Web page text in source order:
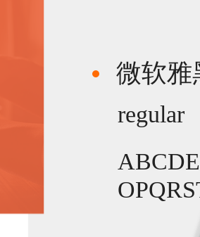
微软雅
regular